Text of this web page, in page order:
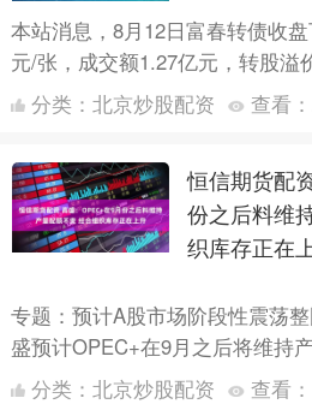
本站消息，8月12日富春转债收
元/张，成交额1.27亿元，转股溢
示，富春转债信用级别为“AA-”，
分类： 北京炒股配资 查看：
恒信期货配
份之后料维
织库存正在
专题：预计A股市场阶段性震荡
盛预计OPEC+在9月之后将维持
OPEC+同意9月份再次大幅增加
分类： 北京炒股配资 查看：